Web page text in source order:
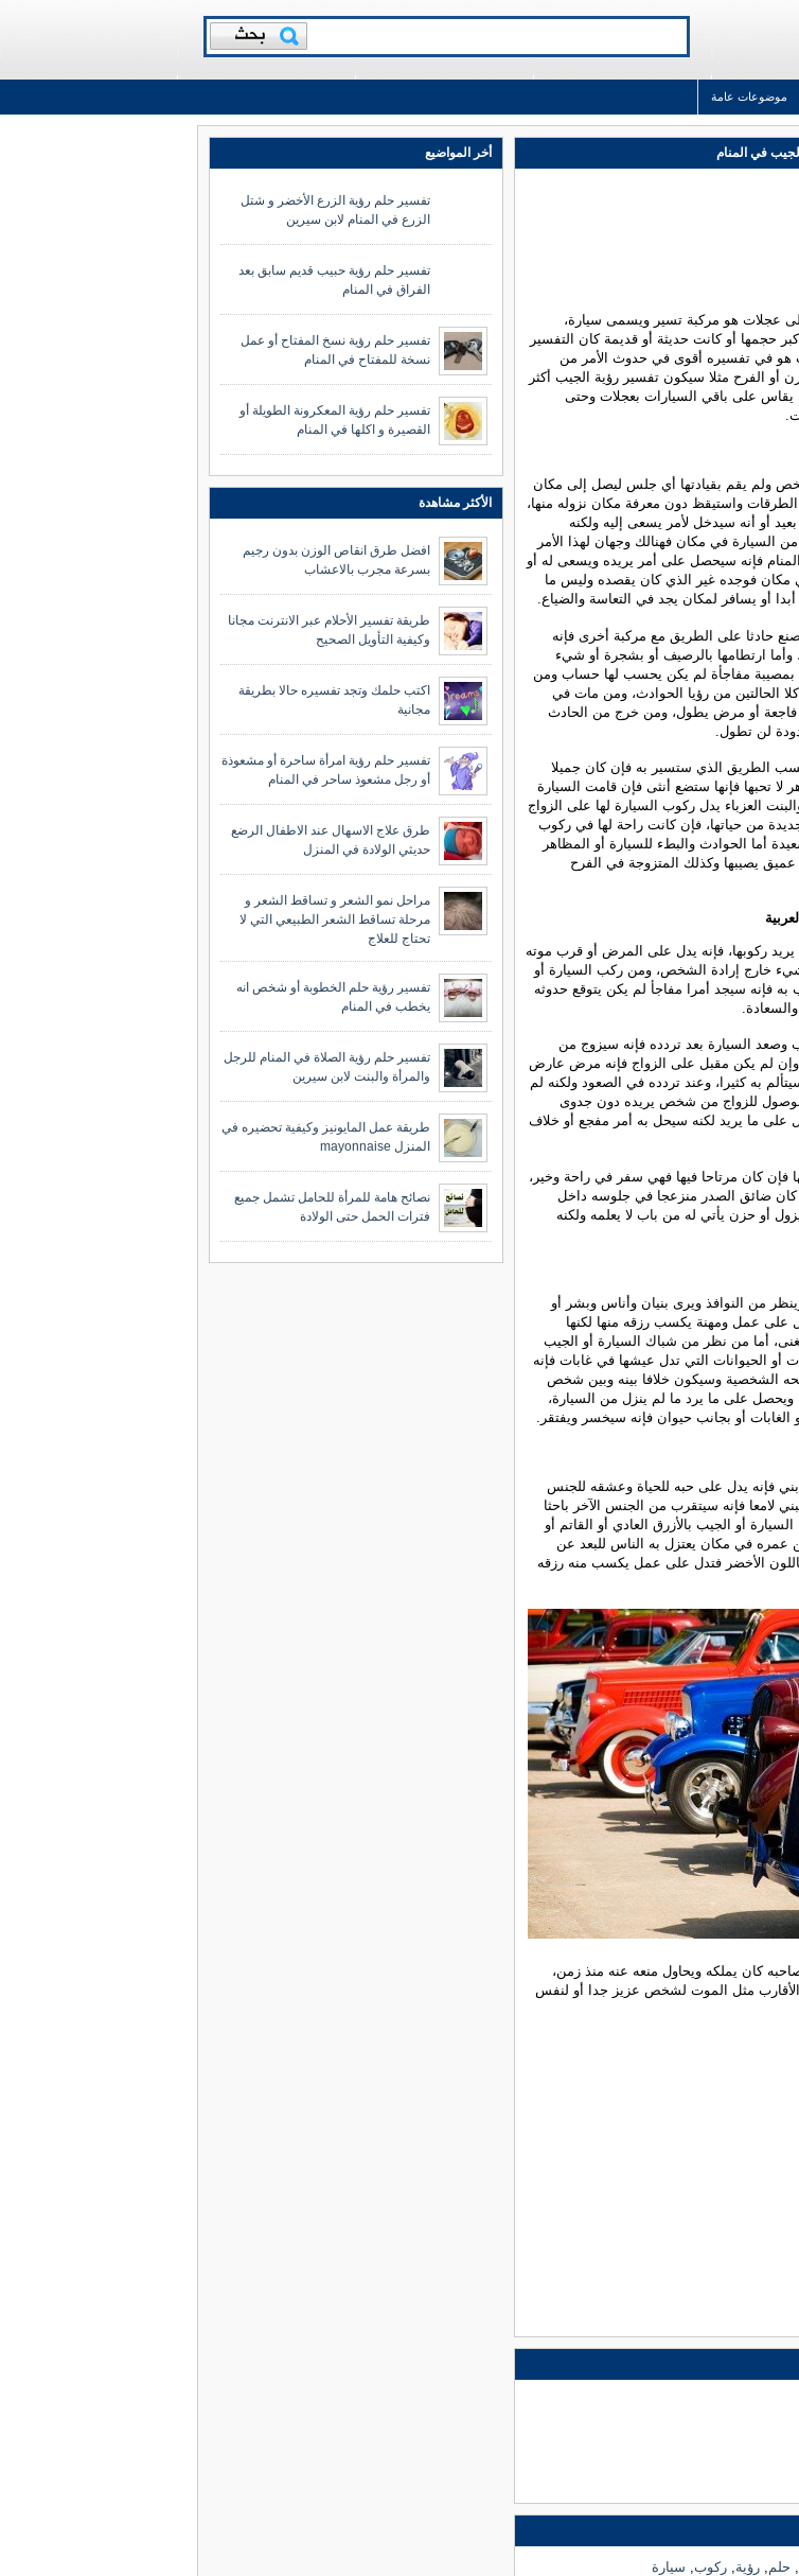
موضوعات عامة
في المنام
عجلات هو مركبة تسير ويسمى سيارة،
حجمها أو كانت حديثة أو قديمة كان التفسير
هو في تفسيره أقوى في حدوث الأمر من
أو الفرح مثلا سيكون تفسير رؤية الجيب أكثر
على باقي السيارات بعجلات وحتى
ولم يقم بقيادتها أي جلس ليصل إلى مكان
واستيقظ دون معرفة مكان نزوله منها،
أو أنه سيدخل لأمر يسعى إليه ولكنه
السيارة في مكان فهنالك وجهان لهذا الأمر
فإنه سيحصل على أمر يريده ويسعى له أو
مكان فوجده غير الذي كان يقصده وليس ما
أو يسافر لمكان يجد في التعاسة والضياع.
حادثا على الطريق مع مركبة أخرى فإنه
ارتطامها بالرصيف أو بشجرة أو شيء
مفاجأة لم يكن يحسب لها حساب ومن
الحالتين من رؤيا الحوادث، ومن مات في
فاجعة أو مرض يطول، ومن خرج من الحادث
لن تطول.
الطريق الذي ستسير به فإن كان جميلا
لا تحبها فإنها ستضع أنثى فإن قامت السيارة
العزباء يدل ركوب السيارة لها على الزواج
من حياتها، فإن كانت راحة لها في ركوب
أما الحوادث والبطء للسيارة أو المظاهر
عميق يصيبها وكذلك المتزوجة في الفرح
ركوبها، فإنه يدل على المرض أو قرب موته
شيء خارج إرادة الشخص، ومن ركب السيارة أو
فإنه سيجد أمرا مفاجأ لم يكن يتوقع حدوثه
السيارة بعد تردده فإنه سيزوج من
لم يكن مقبل على الزواج فإنه مرض عارض
به كثيرا، وعند تردده في الصعود ولكنه لم
للزواج من شخص يريده دون جدوى
على ما يريد لكنه سيحل به أمر مفجع أو خلاف
فإن كان مرتاحا فيها فهي سفر في راحة وخير،
كان ضائق الصدر منزعجا في جلوسه داخل
أو حزن يأتي له من باب لا يعلمه ولكنه
من النوافذ ويرى بنيان وأناس وبشر أو
على عمل ومهنة يكسب رزقه منها لكنها
أما من نظر من شباك السيارة أو الجيب
أو الحيوانات التي تدل عيشها في غابات فإنه
الشخصية وسيكون خلافا بينه وبين شخص
على ما يرد ما لم ينزل من السيارة،
أو بجانب حيوان فإنه سيخسر ويفتقر.
فإنه يدل على حبه للحياة وعشقه للجنس
لامعا فإنه سيتقرب من الجنس الآخر باحثا
أو الجيب بالأزرق العادي أو القاتم أو
عمره في مكان يعتزل به الناس للبعد عن
الأخضر فتدل على عمل يكسب منه رزقه
كان يملكه ويحاول منعه عنه منذ زمن،
مثل الموت لشخص عزيز جدا أو لنفس
, حلم رؤية ركوب, سيارة
أخر المواضيع
تفسير حلم رؤية الزرع الأخضر و شتل
الزرع في المنام لابن سيرين
تفسير حلم رؤية حبيب قديم سابق بعد
الفراق في المنام
تفسير حلم رؤية نسخ المفتاح أو عمل
نسخة للمفتاح في المنام
تفسير حلم رؤية المعكرونة الطويلة أو
القصيرة و اكلها في المنام
الأكثر مشاهدة
افضل طرق انقاص الوزن بدون رجيم
بسرعة مجرب بالاعشاب
طريقة تفسير الأحلام عبر الانترنت مجانا
وكيفية التأويل الصحيح
اكتب حلمك وتجد تفسيره حالا بطريقة
مجانية
تفسير حلم رؤية امرأة ساحرة أو مشعوذة
أو رجل مشعوذ ساحر في المنام
طرق علاج الاسهال عند الاطفال الرضع
حديثي الولادة في المنزل
مراحل نمو الشعر و تساقط الشعر و
مرحلة تساقط الشعر الطبيعي التي لا
تحتاج للعلاج
تفسير رؤية حلم الخطوبة أو شخص انه
يخطب في المنام
تفسير حلم رؤية الصلاة في المنام للرجل
والمرأة والبنت لابن سيرين
طريقة عمل المايونيز وكيفية تحضيره في
المنزل mayonnaise
نصائح هامة للمرأة للحامل تشمل جميع
فترات الحمل حتى الولادة